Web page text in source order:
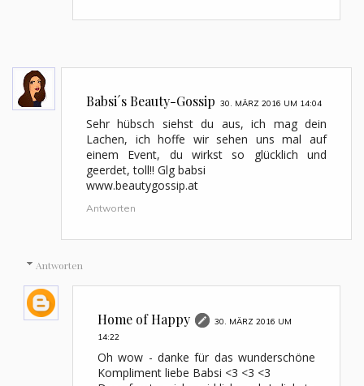
Babsi´s Beauty-Gossip 30. MÄRZ 2016 UM 14:04
Sehr hübsch siehst du aus, ich mag dein
Lachen, ich hoffe wir sehen uns mal auf
einem Event, du wirkst so glücklich und
geerdet, toll!! Glg babsi
www.beautygossip.at
Antworten
Antworten
Home of Happy
30. MÄRZ 2016 UM
14:22
Oh wow - danke für das wunderschöne
Kompliment liebe Babsi <3 <3 <3